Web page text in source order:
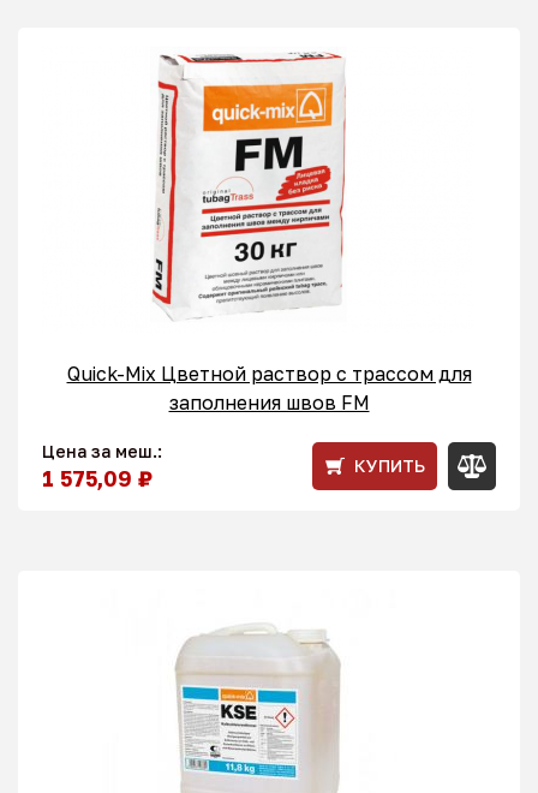
Quick-Mix Цветной раствор с трассом для
заполнения швов FM
Цена за меш.:
1 575,09 ₽ КУПИТЬ